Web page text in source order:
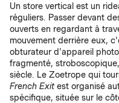
Un store vertical est un
réguliers. Passer devant
ouverts en regardant à
mouvement derrière eux,
obturateur d'appareil
fragmenté,
siècle. Le Zoetrope qui
French Exitest organisé
spécifique, située sur le